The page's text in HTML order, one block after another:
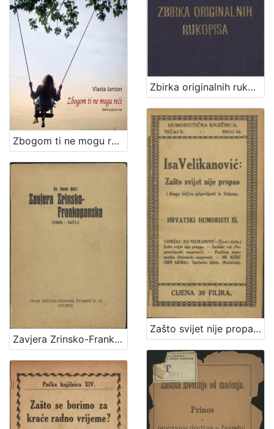
Zbogom ti ne mogu reći / Vlasta Janton
Zbirka originalnih rukopisa / Dragutin M. Domjanić
Zavjera Zrinsko-Frankopanska : (1664.-1671.) / Ferdo Šišić
Zašto svijet nije propao i druge šaljive pripovijesti iz Srijema / Isa Velikanović